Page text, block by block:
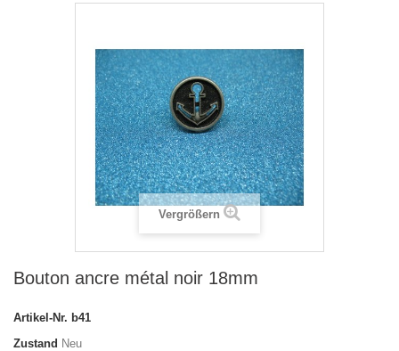
Vergrößern
Bouton ancre métal noir 18mm
Artikel-Nr. b41
Zustand Neu